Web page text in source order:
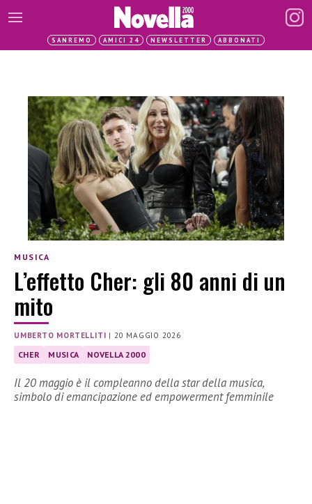
SANREMO AMICI 24 NEWSLETTER ABBONATI
MUSICA
L’effetto Cher: gli 80 anni di un
mito
UMBERTO MORTELLITI | 20 MAGGIO 2026
CHER MUSICA NOVELLA 2000
Il 20 maggio è il compleanno della star della musica,
simbolo di emancipazione ed empowerment femminile